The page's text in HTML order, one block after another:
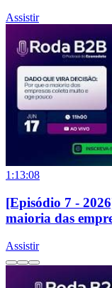
Assistir
1:13:08
[Episódio 7 -
maioria das
Assistir